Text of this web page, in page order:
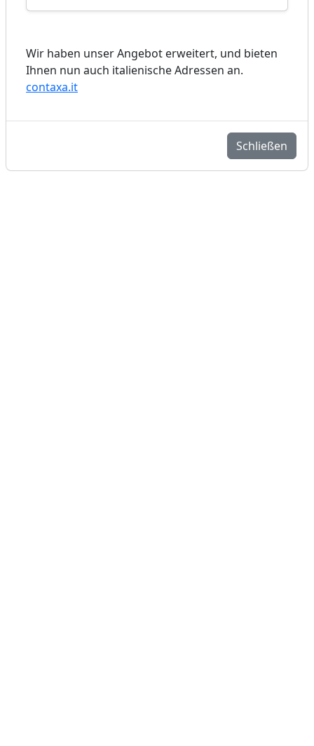
Wir haben unser Angebot erweitert, und bieten
Ihnen nun auch italienische Adressen an.
contaxa.it
Schließen